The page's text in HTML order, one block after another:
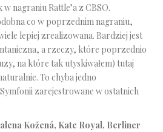
nagraniu Rattle’a z CBSO.
co w poprzednim nagraniu,
lepiej zrealizowana. Bardziej jest
a rzeczy, które poprzednio
na które tak utyskiwałem) tutaj
To chyba jedno
zarejestrowane w ostatnich
Kožená, Kate Royal, Berliner